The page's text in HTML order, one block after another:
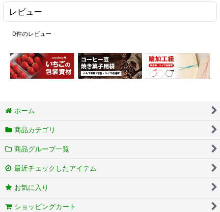
レビュー
0件のレビュー
ホーム
商品カテゴリ
商品グループ一覧
最近チェックしたアイテム
お気に入り
ショッピングカート